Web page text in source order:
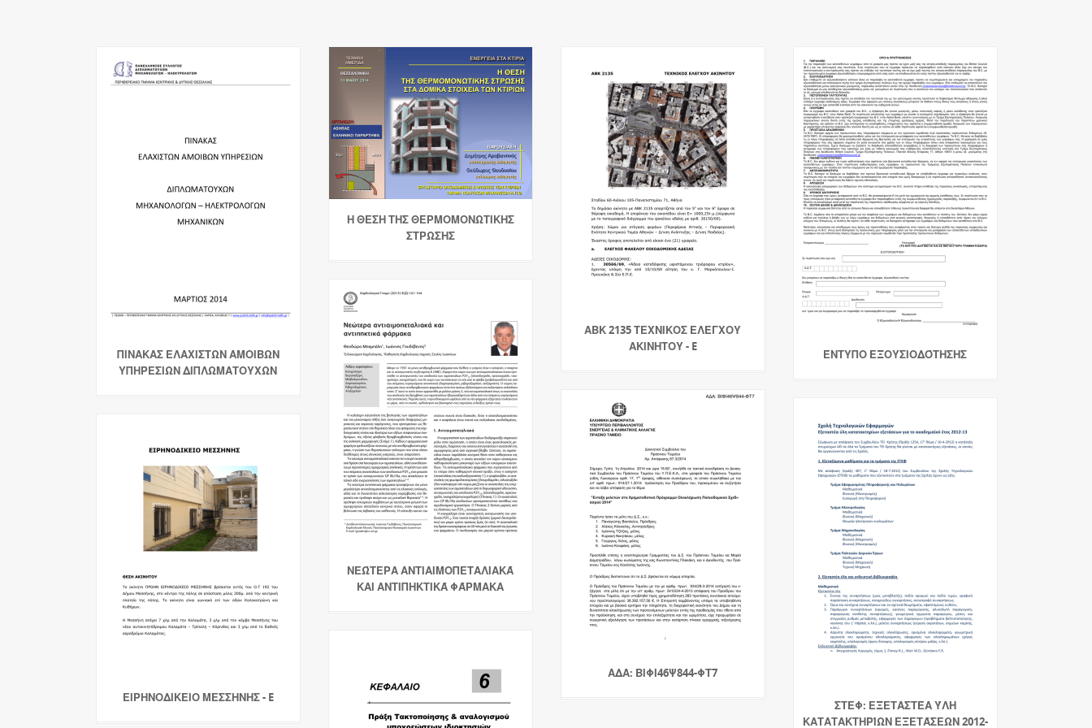
ΠΙΝΑΚΑΣ ΕΛΑΧΙΣΤΩΝ ΑΜΟΙΒΩΝ
ΥΠΗΡΕΣΙΩΝ ΔΙΠΛΩΜΑΤΟΥΧΩΝ
Η ΘΕΣΗ ΤΗΣ ΘΕΡΜΟΜΟΝΩΤΙΚΗΣ
ΣΤΡΩΣΗΣ
ΑΒΚ 2135 ΤΕΧΝΙΚΟΣ ΕΛΕΓΧΟΥ
ΑΚΙΝΗΤΟΥ - E
ΈΝΤΥΠΟ ΕΞΟΥΣΙΟΔΌΤΗΣΗΣ
ΝΕΏΤΕΡΑ ΑΝΤΙΑΙΜΟΠΕΤΑΛΙΑΚΆ
ΚΑΙ ΑΝΤΙΠΗΚΤΙΚΆ ΦΆΡΜΑΚΑ
ΑΔΑ: ΒΙΦΙ46Ψ844-ΦΤ7
ΣΤΕΦ: ΕΞΕΤΑΣΤΈΑ ΎΛΗ
ΚΑΤΑΤΑΚΤΗΡΊΩΝ ΕΞΕΤΆΣΕΩΝ 2012-
ΕΙΡΗΝΟΔΙΚΕΙΟ ΜΕΣΣΗΝΗΣ - E